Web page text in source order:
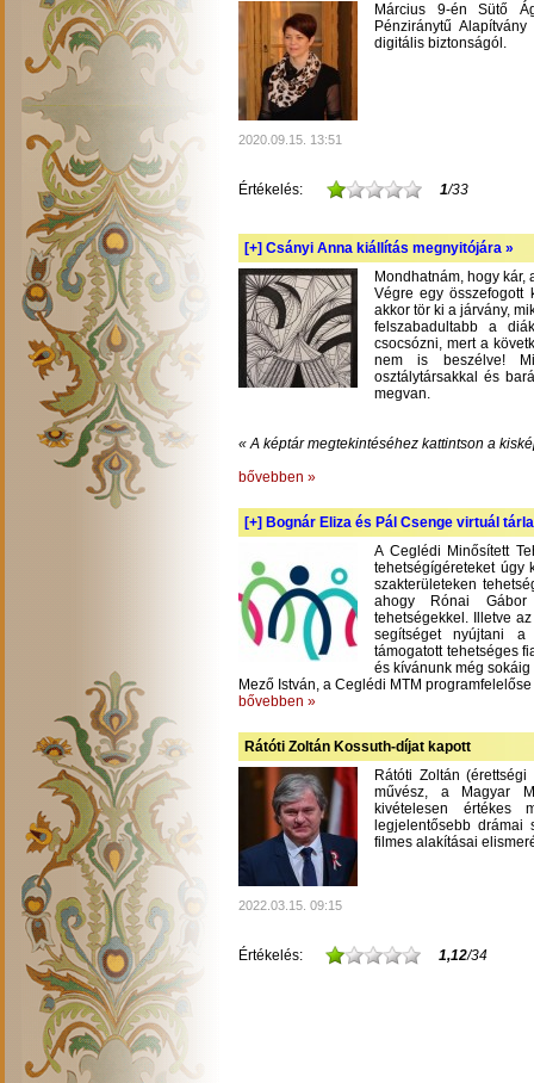
Március 9-én Sütő
Pénziránytű
digitális biztonságól.
2020.09.15. 13:51
Értékelés: 1/33
[+] Csányi Anna kiállítás megnyitójára »
Mondhatnám, hogy kár,
Végre egy összefogott
akkor tör ki a járvány,
felszabadultabb a
csocsózni, mert a
nem is beszélve!
osztálytársakkal és
megvan.
« A képtár megtekintéséhez kattintson a
bővebben »
[+] Bognár Eliza és Pál Csenge virtuál
A Ceglédi Minősített
tehetségígéreteket úgy
szakterületeken
ahogy Rónai Gábor
tehetségekkel. Illetve
segítséget nyújtani a
támogatott tehetséges
és kívánunk még
Mező István, a Ceglédi MTM programfelelőse
bővebben »
Rátóti Zoltán Kossuth-díjat kapott
Rátóti Zoltán
művész, a Magyar
kivételesen értékes
legjelentősebb drámai
filmes alakításai
2022.03.15. 09:15
Értékelés: 1,12/34